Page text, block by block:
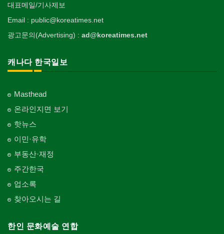
대표메일/기사제보
Email : public@koreatimes.net
광고문의(Advertising) : ad@koreatimes.net
캐나다 한국일보
Masthead
온라인지면 보기
핫뉴스
이민·유학
부동산·재정
주간한국
업소록
찾아오시는 길
한인 문화예술 연합